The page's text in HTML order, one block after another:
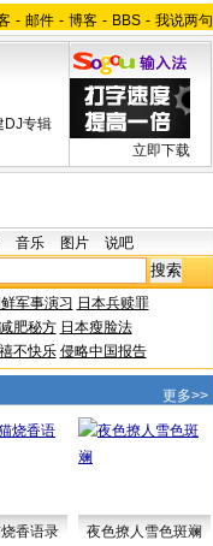
- 邮件 - 博客 - BBS - 我说两句
DJ专辑
立即下载
音乐 图片 说吧
军事演习 日本兵赎罪
肥秘方 日本瘦脸法
不快乐 侵略中国报告
更多>>
香语录 夜色撩人雪色斑斓